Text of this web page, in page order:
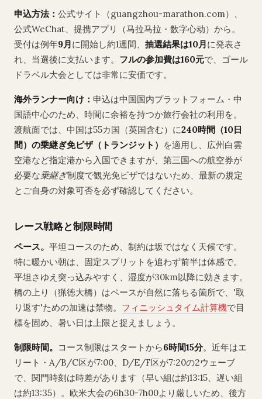
申込方法： 公式サイト（guangzhou-marathon.com）、
公式WeChat、提携アプリ（马拉马拉・数字心动）から。
受付は例年9月に開始し約1週間、 抽選結果は10月に発表さ
れ、当選後に支払います。 フルの参加費は160元で、ゴール
ドラベル大会としては非常に安価です。
海外ランナー向け： 申込は中国国内プラットフォーム・中
国語中心のため、時間に余裕を持つか旅行会社の利用を。
渡航面では、中国は55カ国（英国含む）に240時間（10日
間）の乗継ぎ免ビザ（トランジット） を適用し、広州白雲
空港など指定港から入国できますが、第三国への航空券が
必要な乗継ぎ制度で観光免ビザではないため、最新の規定
とご自身の対象可否を必ず確認してください。
レース戦略と制限時間
ペース。 平坦コースのため、制約は坂ではなく天候です。
特に暖かい朝は、固定スプリットを追わず前半は体感で。
平坦さゆえ突っ込みやすく、湿度が30km以降に効きます。
橋の上り（猟徳大橋）はペースが自然に落ちる箇所で、'取
り返す'ための加速は禁物。 フィニッシュタイム計算機で目
標を固め、暑い日は上限と捉えましょう。
制限時間。 コース制限はスタートから6時間15分。近年はエ
リート・A/B/C区が7:00、D/E/F区が7:20の2ウェーブ
で、関門時刻は時差があります（早い組は約13:15、遅い組
は約13:35）。欧米大会の6h30-7h00より厳しいため、後方